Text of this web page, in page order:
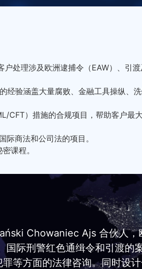
处理涉及欧洲逮捕令（EAW）、引
验涵盖大量腐败、金融工具操纵、洗
）措施的合规项目，帮助客户最大
商法和公司法的项目。
课程。
Chowaniec Ajs 合伙人，
际刑警红色通缉令和引渡的
等方面的法律咨询。同时设